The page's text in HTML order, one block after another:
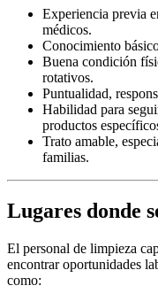
Experiencia previa
médicos.
Conocimiento
Buena condición
rotativos.
Puntualidad,
Habilidad para
productos
Trato amable,
familias.
Lugares donde
El personal de limpieza
encontrar oportunidades
como: